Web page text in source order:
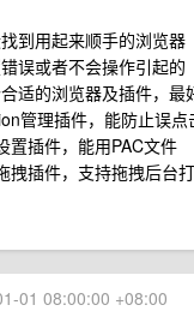
到用起来顺手的浏览器
误或者不会操作引起的
适的浏览器及插件，最
管理插件，能防止误
置插件，能用PAC文件
拽插件，支持拖拽后台
01 08:00:00 +08:00